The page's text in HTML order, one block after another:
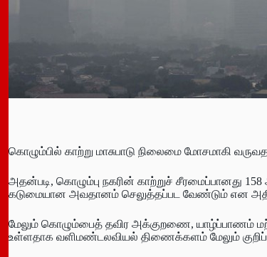
கொழும்பில் காற்று மாசுபாடு நிலைமை மோசமாகி
அதன்படி, கொழும்பு நகரின் காற்றுச் சீரமைப்பானது
கடுமையான அவதானம் செலுத்தப்பட வேண்டும் என
மேலும் கொழும்பைத் தவிர அக்குறணை, யாழ்ப்பாணம்
உள்ளதாக வளிமண்டலவியல் திணைக்களம் மேலும்